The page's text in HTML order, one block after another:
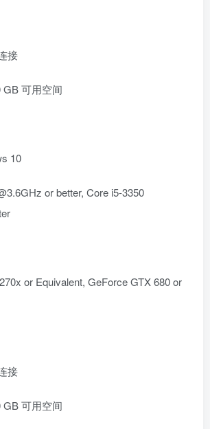
接
可用空间
10
or better, Core i5-3350
or Equivalent, GeForce GTX 680 or
接
可用空间